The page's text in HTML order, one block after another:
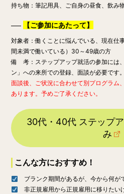
持ち物：筆記用具、ご自身の昼食、飲み
【ご参加にあたって】
対象者：働くことに悩んでいる、現在仕
間未満で働いている）30～49歳の方
備 考：ステップアップ就活の参加には
ン」への来所での登録、面談が必要です。
面談後、ご状況に合わせて別プログラム
あります。予めご了承ください。
30代・40代 ステップ
み
こんな方におすすめ！
ブランク期間があるが、今から何が
非正規雇用から正規雇用に移りたい